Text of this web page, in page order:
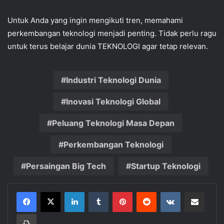
Untuk Anda yang ingin mengikuti tren, memahami
perkembangan teknologi menjadi penting. Tidak perlu ragu
untuk terus belajar dunia TEKNOLOGI agar tetap relevan.
Industri Teknologi Dunia
Inovasi Teknologi Global
Peluang Teknologi Masa Depan
Perkembangan Teknologi
Persaingan Big Tech Startup Teknologi
LinkedInTumblr PinterestReddit VKontakte
Print